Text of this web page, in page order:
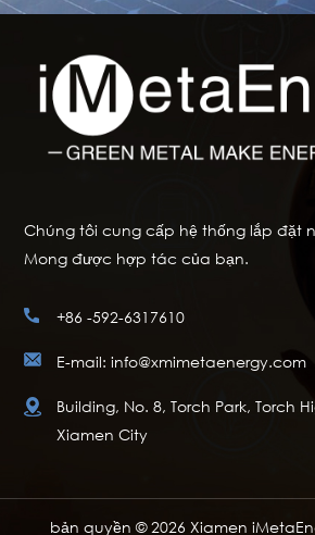
Chúng tôi cung cấp hệ thống lắp đặt
Mong được hợp tác của bạn.
+86 -592-6317610
E-mail: info@xmimetaenergy.com
Building, No. 8, Torch Park, Torch
Xiamen City
bản quyền © 2026 Xiamen